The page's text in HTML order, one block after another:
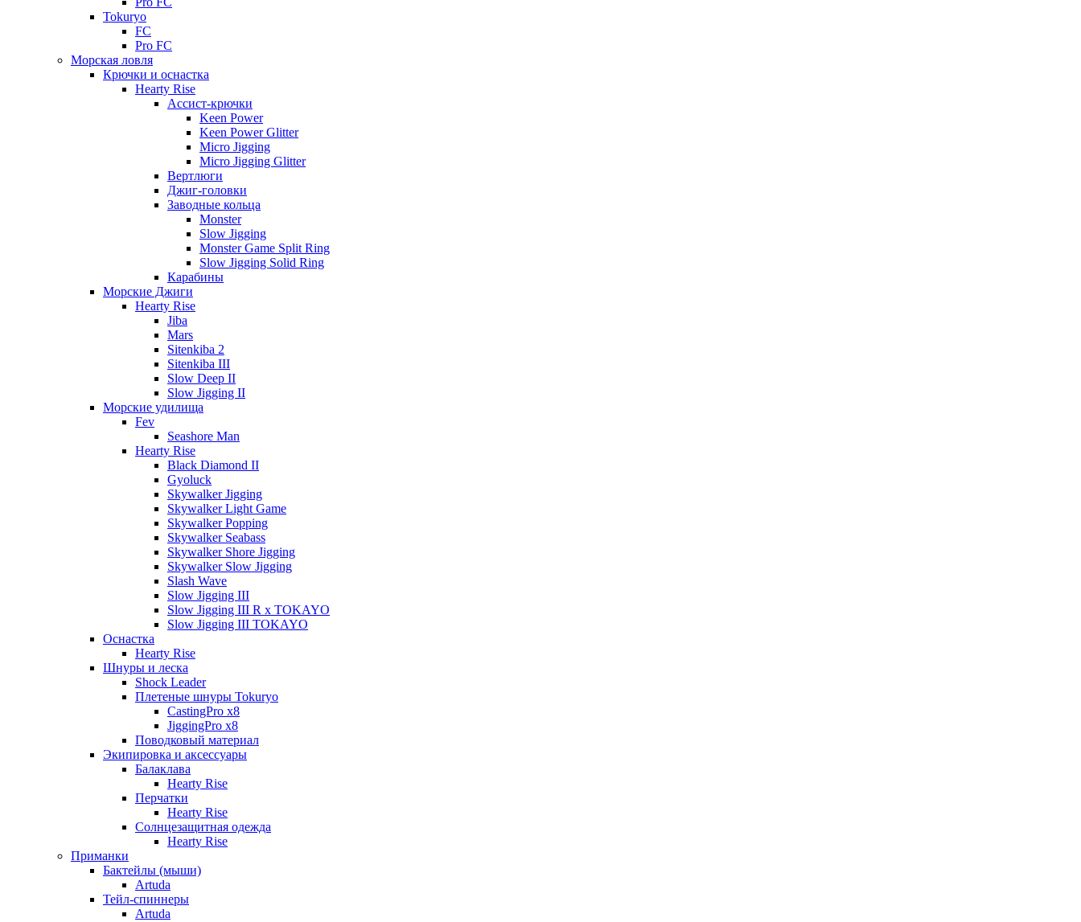
Tokuryo
FC
Pro FC
Морская ловля
Крючки и оснастка
Hearty Rise
Ассист-крючки
Keen Power
Keen Power Glitter
Micro Jigging
Micro Jigging Glitter
Вертлюги
Джиг-головки
Заводные кольца
Monster
Slow Jigging
Monster Game Split Ring
Slow Jigging Solid Ring
Карабины
Морские Джиги
Hearty Rise
Jiba
Mars
Sitenkiba 2
Sitenkiba III
Slow Deep II
Slow Jigging II
Морские удилища
Fev
Seashore Man
Hearty Rise
Black Diamond II
Gyoluck
Skywalker Jigging
Skywalker Light Game
Skywalker Popping
Skywalker Seabass
Skywalker Shore Jigging
Skywalker Slow Jigging
Slash Wave
Slow Jigging III
Slow Jigging III R x TOKAYO
Slow Jigging III TOKAYO
Оснастка
Hearty Rise
Шнуры и леска
Shock Leader
Плетеные шнуры Tokuryo
CastingPro x8
JiggingPro x8
Поводковый материал
Экипировка и аксессуары
Балаклава
Hearty Rise
Перчатки
Hearty Rise
Солнцезащитная одежда
Hearty Rise
Приманки
Бактейлы (мыши)
Artuda
Тейл-спиннеры
Artuda